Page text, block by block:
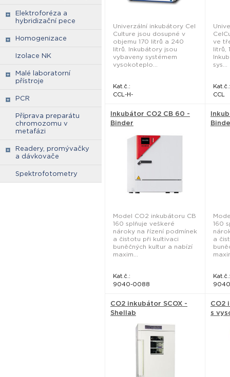
Elektroforéza a
hybridizační pece
Homogenizace
Izolace NK
Malé laboratorní
přístroje
PCR
Příprava preparátu
chromozomu v
metafázi
Readery, promývačky
a dávkovače
Spektrofotometry
Univerzální inkubátory Cel
Culture jsou dosupné v
objemu 170 litrů a 240
litrů. Inkubátory jsou
vybaveny systémem
vysokoteplo...
Kat.č.:
CCL-H-
ve
litrů,
sys...
Kat.č.:
CCL
Inkubátor CO2 CB 60 -
Binder
Model CO2 inkubátoru CB
160 splňuje veškeré
nároky na řízení podmínek
a čistotu při kultivaci
buněčných kultur a nabízí
maxim...
Kat.č.:
9040-0088
160
a
Kat.č.:
CO2 inkubátor SCOX -
Shellab
CO2
s